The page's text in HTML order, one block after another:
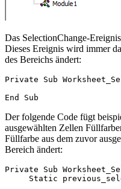
Das SelectionChange-
Dieses Ereignis wird immer
des Bereichs ändert:
Private Sub
Der folgende Code fügt
ausgewählten Zellen
Füllfarbe aus dem zuvor
Bereich ändert:
Private Sub
Static